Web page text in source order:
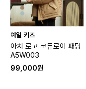
예일 키즈
아치 로고 코듀로이 패딩
A5W003
99,000원